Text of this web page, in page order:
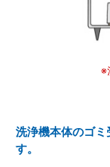
※
洗浄機本体のゴ
す。